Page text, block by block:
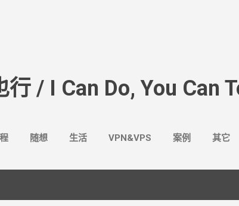
行 / I Can Do, You Can
随想 生活 VPN&VPS 案例 其它